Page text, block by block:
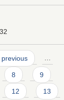
previous …
8 9
12
13